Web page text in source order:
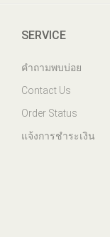
SERVICE
คำถามพบบ่อย
Contact Us
Order Status
แจ้งการชำระเงิน